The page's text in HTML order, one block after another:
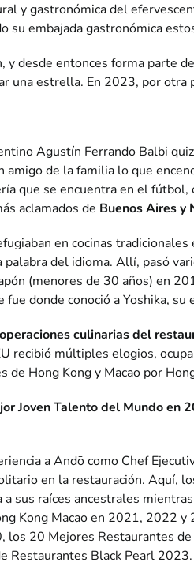
y gastronómica del
su embajada gastronómica
desde entonces forma parte
una estrella. En 2023, por otra
Agustín Ferrando Balbi
de la familia lo que
que se encuentra en el
aclamados de Buenos Aires y
en cocinas
del idioma. Allí, pasó
(menores de 30 años) en
donde conoció a Yoshika,
culinarias del
recibió múltiples elogios,
Hong Kong y Macao por
Joven Talento del Mundo en
a Andō como Chef
en la restauración. Aquí,
sus raíces ancestrales
Kong Macao en 2021,
20 Mejores Restaurantes
Restaurantes Black Pearl 2023.